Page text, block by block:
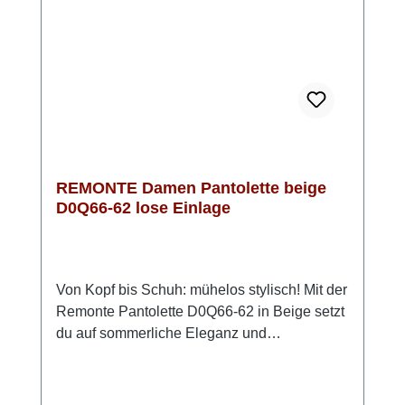
REMONTE Damen Pantolette beige
D0Q66-62 lose Einlage
Von Kopf bis Schuh: mühelos stylisch! Mit der
Remonte Pantolette D0Q66-62 in Beige setzt
du auf sommerliche Eleganz und